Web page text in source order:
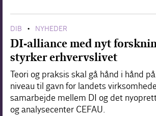
DIB • NYHEDER
DI-alliance med nyt
styrker erhvervslivet
Teori og praksis skal gå hånd i hånd
niveau til gavn for landets
samarbejde mellem DI og det
og analysecenter CEFAU.